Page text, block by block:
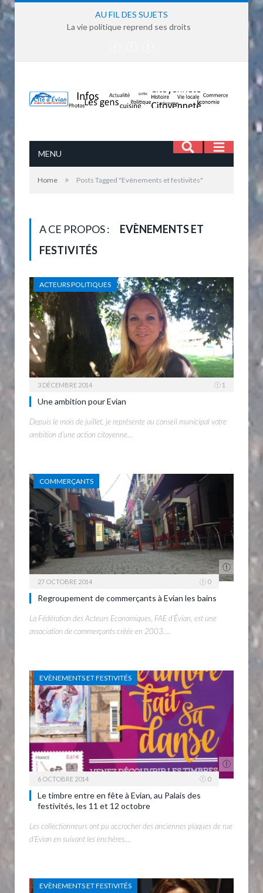
AU FIL DES SUJETS
La vie politique reprend ses droits
MENU
Home » Posts Tagged "Evènements et festivités"
A CE PROPOS :
EVÈNEMENTS ET
FESTIVITÉS
ACTEURS POLITIQUES
3 DÉCEMBRE 2014 1
Une ambition pour Evian
Depuis le mois de juillet, je représente au conseil municipal votre
ambition d’une action citoyenne…
COMMERÇANTS
27 OCTOBRE 2014 0
Regroupement de commerçants à Evian les bains
La Fédération des Acteurs Economiques, FAE d’Évian, est une
association de commerçants créée en 2003.…
EVÈNEMENTS ET FESTIVITÉS
6 OCTOBRE 2014 0
Le timbre entre en fête à Evian, au Palais des
festivités, les 11 et 12 octobre
Les collectionneurs ont pu accrocher des anciennes plaques de rue
d’Evian en suivant les enchères.…
EVÈNEMENTS ET FESTIVITÉS